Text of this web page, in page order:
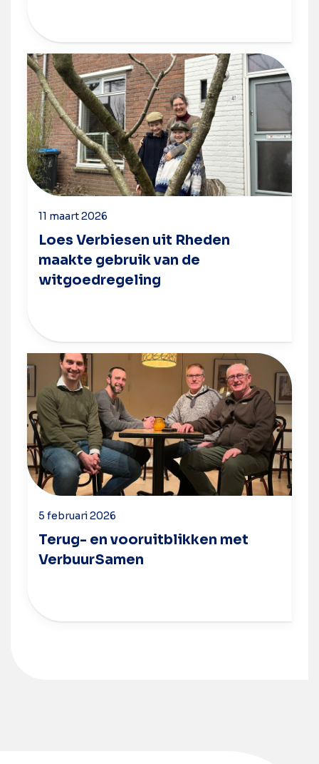
11 maart 2026
Loes Verbiesen uit Rheden
maakte gebruik van de
witgoedregeling
5 februari 2026
Terug- en vooruitblikken met
VerbuurSamen